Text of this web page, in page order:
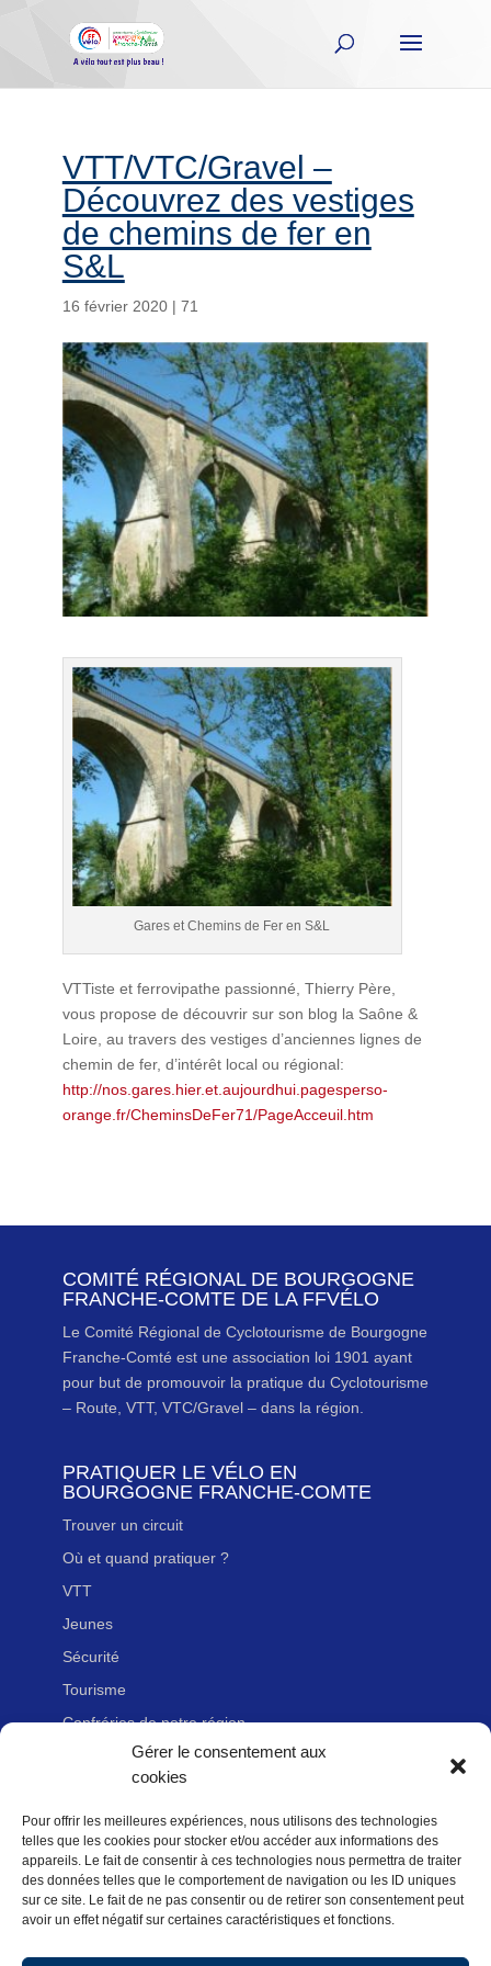
Gérer le consentement aux
cookies
Pour offrir les meilleures expériences, nous utilisons des technologies
telles que les cookies pour stocker et/ou accéder aux informations des
appareils. Le fait de consentir à ces technologies nous permettra de traiter
des données telles que le comportement de navigation ou les ID uniques
sur ce site. Le fait de ne pas consentir ou de retirer son consentement peut
avoir un effet négatif sur certaines caractéristiques et fonctions.
VTT/VTC/Gravel –
Découvrez des vestiges
de chemins de fer en
S&L
16 février 2020| 71
Gares et Chemins de Fer en S&L
VTTiste et ferrovipathe passionné, Thierry Père,
vous propose de découvrir sur son blog la Saône &
Loire, au travers des vestiges d’anciennes lignes de
chemin de fer, d’intérêt local ou régional:
http://nos.gares.hier.et.aujourdhui.pagesperso-
orange.fr/CheminsDeFer71/PageAcceuil.htm
COMITÉ RÉGIONAL DE BOURGOGNE
FRANCHE-COMTE DE LA FFVÉLO
Le Comité Régional de Cyclotourisme de Bourgogne
Franche-Comté est une association loi 1901 ayant
pour but de promouvoir la pratique du Cyclotourisme
– Route, VTT, VTC/Gravel – dans la région.
PRATIQUER LE VÉLO EN
BOURGOGNE FRANCHE-COMTE
Trouver un circuit
Où et quand pratiquer ?
VTT
Jeunes
Sécurité
Tourisme
Confréries de notre région
Nous contacter
Adhérer à la Fédération Française de cyclotourisme
Newsletter
Mentions légales
Politique des données personnelles